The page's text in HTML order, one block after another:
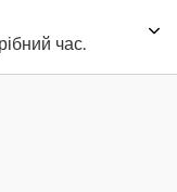
час.